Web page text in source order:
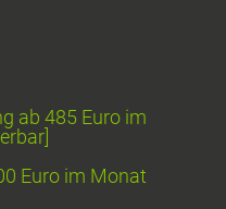
ab 485 Euro im
Euro im Monat